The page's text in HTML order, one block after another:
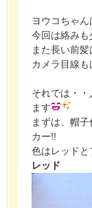
ヨウコちゃ
今回は絡みも
また長い前
カメラ目線も
それでは・
ます
まずは、帽
カー!!
色はレッドと
レッド